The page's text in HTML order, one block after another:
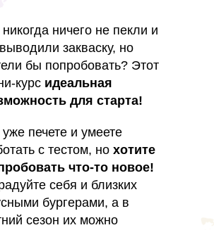
ничего не пекли и
закваску, но
бы попробовать? Этот
курс идеальная
для старта!
печете и умеете
с тестом, но хотите
что-то новое!
себя и близких
бургерами, а в
сезон их можно